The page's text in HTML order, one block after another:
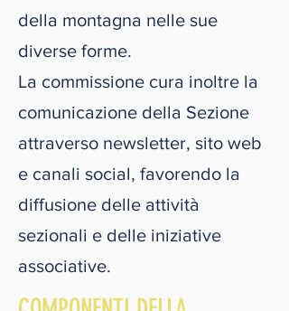
della montagna nelle sue
diverse forme.
La commissione cura inoltre la
comunicazione della Sezione
attraverso newsletter, sito web
e canali social, favorendo la
diffusione delle attività
sezionali e delle iniziative
associative.